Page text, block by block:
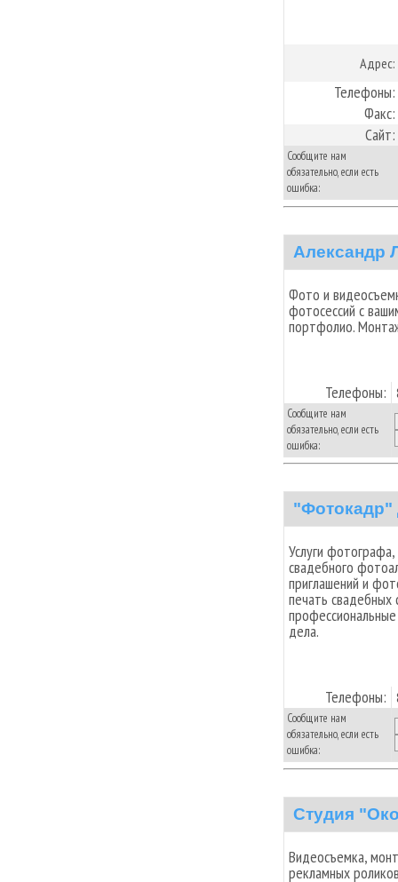
Адрес:
Телефоны:
Факс:
Сайт:
Сообщите нам
обязательно, если есть
ошибка:
Александр
Фото и
фотосессий с
портфолио.
Телефоны:
Сообщите нам
обязательно, если есть
ошибка:
"Фотокадр"
Услуги
свадебного
приглашений и
печать
дела.
Телефоны:
Сообщите нам
обязательно, если есть
ошибка:
Студия
Видеосъемка,
рекламных